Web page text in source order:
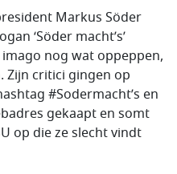
Markus Söder
‘Söder macht’s’
nog wat oppeppen,
Zijn critici gingen op
#Sodermacht’s en
gekaapt en somt
op die ze slecht vindt